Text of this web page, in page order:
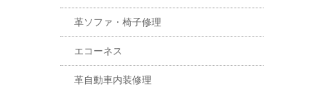
革ソファ・椅子修理
エコーネス
革自動車内装修理